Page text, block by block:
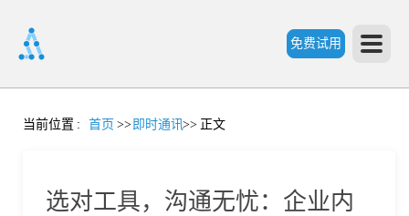
免费试用
首
当前位置 : 首页 >> 即时通讯>> 正文
选对工具，沟通无忧：企业内